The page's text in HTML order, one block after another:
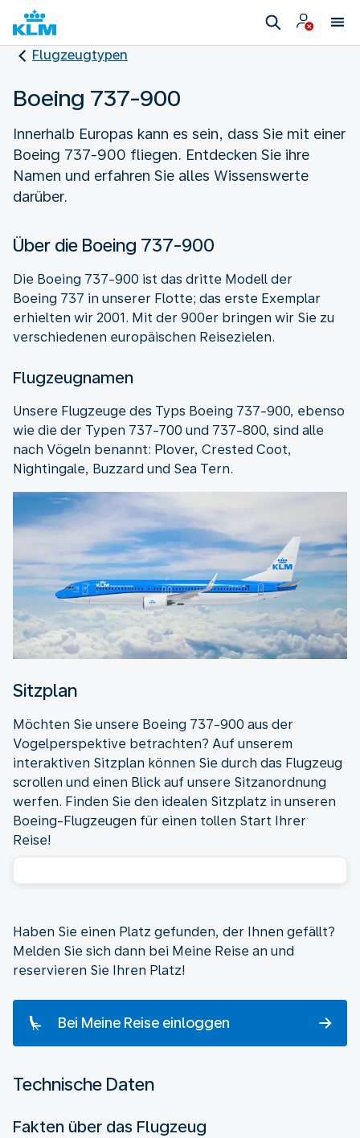
Flugzeugtypen
Boeing 737-900
Innerhalb Europas kann es sein, dass Sie mit einer
Boeing 737-900 fliegen. Entdecken Sie ihre
Namen und erfahren Sie alles Wissenswerte
darüber.
Über die Boeing 737-900
Die Boeing 737-900 ist das dritte Modell der
Boeing 737 in unserer Flotte; das erste Exemplar
erhielten wir 2001. Mit der 900er bringen wir Sie zu
verschiedenen europäischen Reisezielen.
Flugzeugnamen
Unsere Flugzeuge des Typs Boeing 737-900, ebenso
wie die der Typen 737-700 und 737-800, sind alle
nach Vögeln benannt: Plover, Crested Coot,
Nightingale, Buzzard und Sea Tern.
Sitzplan
Möchten Sie unsere Boeing 737-900 aus der
Vogelperspektive betrachten? Auf unserem
interaktiven Sitzplan können Sie durch das Flugzeug
scrollen und einen Blick auf unsere Sitzanordnung
werfen. Finden Sie den idealen Sitzplatz in unseren
Boeing-Flugzeugen für einen tollen Start Ihrer
Reise!
Haben Sie einen Platz gefunden, der Ihnen gefällt?
Melden Sie sich dann bei Meine Reise an und
reservieren Sie Ihren Platz!
Bei Meine Reise einloggen
Technische Daten
Fakten über das Flugzeug